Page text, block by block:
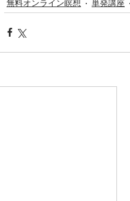
無料オンライン瞑想
単発講座